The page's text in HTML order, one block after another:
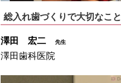
総入れ歯づくりで大切なこと
澤田 宏二先生
澤田歯科医院